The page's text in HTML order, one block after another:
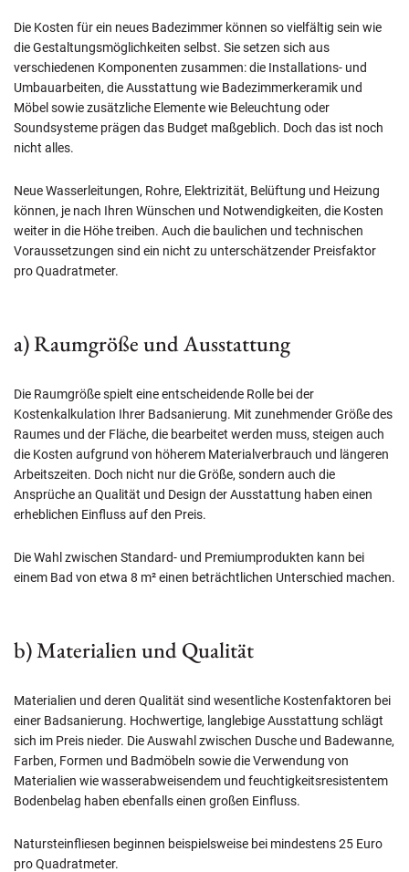
Die Kosten für ein neues Badezimmer können so vielfältig sein wie
die Gestaltungsmöglichkeiten selbst. Sie setzen sich aus
verschiedenen Komponenten zusammen: die Installations- und
Umbauarbeiten, die Ausstattung wie Badezimmerkeramik und
Möbel sowie zusätzliche Elemente wie Beleuchtung oder
Soundsysteme prägen das Budget maßgeblich. Doch das ist noch
nicht alles.
Neue Wasserleitungen, Rohre, Elektrizität, Belüftung und Heizung
können, je nach Ihren Wünschen und Notwendigkeiten, die Kosten
weiter in die Höhe treiben. Auch die baulichen und technischen
Voraussetzungen sind ein nicht zu unterschätzender Preisfaktor
pro Quadratmeter.
a) Raumgröße und Ausstattung
Die Raumgröße spielt eine entscheidende Rolle bei der
Kostenkalkulation Ihrer Badsanierung. Mit zunehmender Größe des
Raumes und der Fläche, die bearbeitet werden muss, steigen auch
die Kosten aufgrund von höherem Materialverbrauch und längeren
Arbeitszeiten. Doch nicht nur die Größe, sondern auch die
Ansprüche an Qualität und Design der Ausstattung haben einen
erheblichen Einfluss auf den Preis.
Die Wahl zwischen Standard- und Premiumprodukten kann bei
einem Bad von etwa 8 m² einen beträchtlichen Unterschied machen.
b) Materialien und Qualität
Materialien und deren Qualität sind wesentliche Kostenfaktoren bei
einer Badsanierung. Hochwertige, langlebige Ausstattung schlägt
sich im Preis nieder. Die Auswahl zwischen Dusche und Badewanne,
Farben, Formen und Badmöbeln sowie die Verwendung von
Materialien wie wasserabweisendem und feuchtigkeitsresistentem
Bodenbelag haben ebenfalls einen großen Einfluss.
Natursteinfliesen beginnen beispielsweise bei mindestens 25 Euro
pro Quadratmeter.